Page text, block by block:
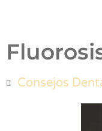
Consejos